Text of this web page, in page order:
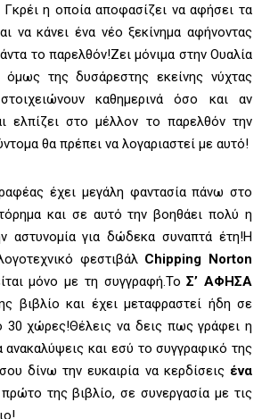
Γκρέι η οποία αποφασίζει να αφήσει τα
να κάνει ένα νέο ξεκίνημα αφήνοντας
το παρελθόν!Ζει μόνιμα στην Ουαλία
όμως της δυσάρεστης εκείνης νύχτας
καθημερινά όσο και αν
ελπίζει στο μέλλον το παρελθόν την
θα πρέπει να λογαριαστεί με αυτό!
έχει μεγάλη φαντασία πάνω στο
και σε αυτό την βοηθάει πολύ η
αστυνομία για δώδεκα συναπτά έτη!Η
φεστιβάλ Chipping Norton
μόνο με τη συγγραφή.ΤοΣ’ ΑΦΗΣΑ
βιβλίο και έχει μεταφραστεί ήδη σε
30 χώρες!Θέλεις να δεις πως γράφει η
ανακαλύψεις και εσύ το συγγραφικό της
δίνω την ευκαιρία να κερδίσεις ένα
της βιβλίο, σε συνεργασία με τις